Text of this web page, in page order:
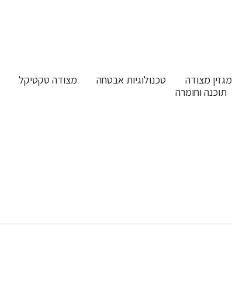
מגזין מצודה טכנולוגיות אבטחה מצודה טקטיקל
תוכנה וחומרה